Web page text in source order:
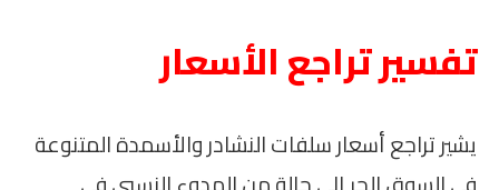
تفسير تراجع الأسعار
يشير تراجع أسعار سلفات النشادر والأسمدة المتنوعة